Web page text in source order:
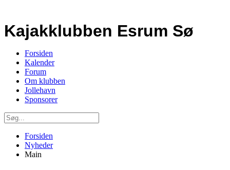
Kajakklubben Esrum Sø
Forsiden
Kalender
Forum
Om klubben
Jollehavn
Sponsorer
Forsiden
Nyheder
Main